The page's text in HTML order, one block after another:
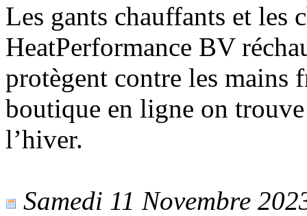
Les gants chauffants et les
HeatPerformance BV
protègent contre les mains
boutique en ligne on
l’hiver.
Samedi 11 Novembre